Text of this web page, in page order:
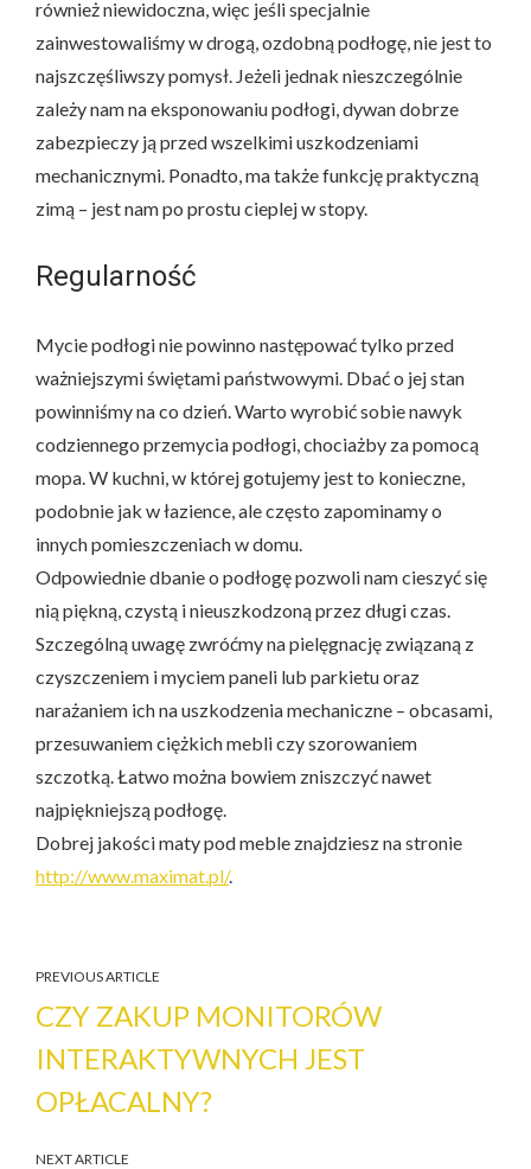
również niewidoczna, więc jeśli specjalnie
zainwestowaliśmy w drogą, ozdobną podłogę, nie jest to
najszczęśliwszy pomysł. Jeżeli jednak nieszczególnie
zależy nam na eksponowaniu podłogi, dywan dobrze
zabezpieczy ją przed wszelkimi uszkodzeniami
mechanicznymi. Ponadto, ma także funkcję praktyczną
zimą – jest nam po prostu cieplej w stopy.
Regularność
Mycie podłogi nie powinno następować tylko przed
ważniejszymi świętami państwowymi. Dbać o jej stan
powinniśmy na co dzień. Warto wyrobić sobie nawyk
codziennego przemycia podłogi, chociażby za pomocą
mopa. W kuchni, w której gotujemy jest to konieczne,
podobnie jak w łazience, ale często zapominamy o
innych pomieszczeniach w domu.
Odpowiednie dbanie o podłogę pozwoli nam cieszyć się
nią piękną, czystą i nieuszkodzoną przez długi czas.
Szczególną uwagę zwróćmy na pielęgnację związaną z
czyszczeniem i myciem paneli lub parkietu oraz
narażaniem ich na uszkodzenia mechaniczne – obcasami,
przesuwaniem ciężkich mebli czy szorowaniem
szczotką. Łatwo można bowiem zniszczyć nawet
najpiękniejszą podłogę.
Dobrej jakości maty pod meble znajdziesz na stronie
http://www.maximat.pl/.
PREVIOUS ARTICLE
CZY ZAKUP MONITORÓW
INTERAKTYWNYCH JEST
OPŁACALNY?
NEXT ARTICLE